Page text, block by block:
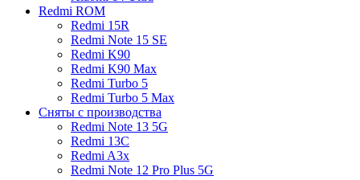
Redmi ROM
Redmi 15R
Redmi Note 15 SE
Redmi K90
Redmi K90 Max
Redmi Turbo 5
Redmi Turbo 5 Max
Сняты с производства
Redmi Note 13 5G
Redmi 13C
Redmi A3x
Redmi Note 12 Pro Plus 5G